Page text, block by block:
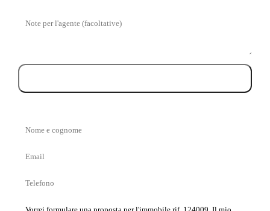
visita
Messaggio
Nome
cognome
Email
Telefono
La